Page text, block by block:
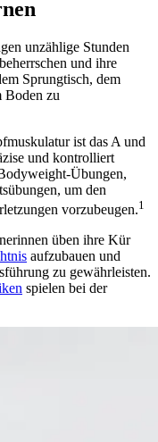
unzählige Stunden
und ihre
Sprungtisch, dem
Boden zu
ist das A und
und kontrolliert
Übungen,
um den
vorzubeugen.1
üben ihre Kür
aufzubauen und
zu gewährleisten.
spielen bei der